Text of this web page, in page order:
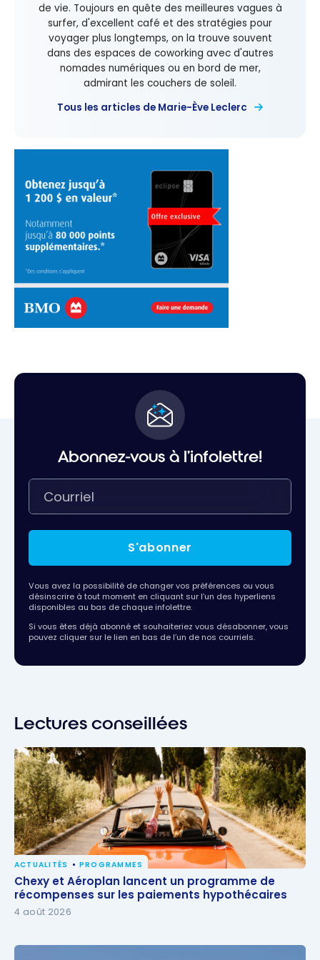
de vie. Toujours en quête des meilleures vagues à
surfer, d'excellent café et des stratégies pour
voyager plus longtemps, on la trouve souvent
dans des espaces de coworking avec d'autres
nomades numériques ou en bord de mer,
admirant les couchers de soleil.
Tous les articles de Marie-Ève Leclerc
Abonnez-vous à l'infolettre!
S'abonner
Vous avez la possibilité de changer vos préférences ou vous
désinscrire à tout moment en cliquant sur l’un des hyperliens
disponibles au bas de chaque infolettre.
Si vous êtes déjà abonné et souhaiteriez vous désabonner, vous
pouvez cliquer sur le lien en bas de l’un de nos courriels.
Lectures conseillées
Chexy et Aéroplan lancent un programme de
récompenses sur les paiements hypothécaires
ACTUALITÉS PROGRAMMES
Chexy et Aéroplan lancent un programme de
récompenses sur les paiements hypothécaires
4 août 2026